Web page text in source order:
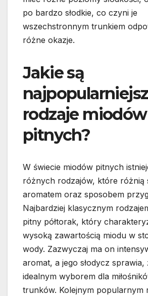
po bardzo słodkie, co czyni je
wszechstronnym trunkiem
różne okazje.
Jakie są
rodzaje miodów
pitnych?
W świecie miodów pitnych
różnych rodzajów, które różnią
aromatem oraz sposobem
Najbardziej klasycznym
pitny półtorak, który
wysoką zawartością miodu w
wody. Zazwyczaj ma on
aromat, a jego słodycz sprawia,
idealnym wyborem dla
trunków. Kolejnym popularnym